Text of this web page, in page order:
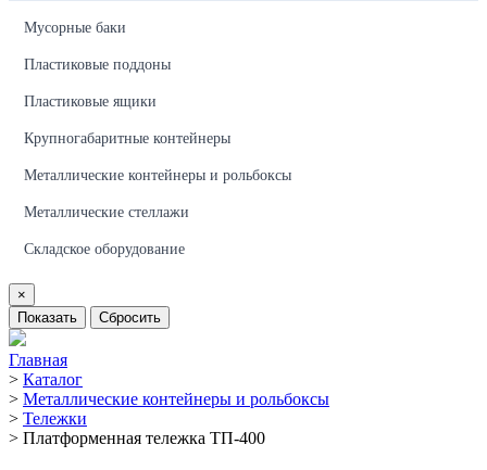
Мусорные баки
Пластиковые поддоны
Пластиковые ящики
Крупногабаритные контейнеры
Металлические контейнеры и рольбоксы
Металлические стеллажи
Складское оборудование
×
Показать
Сбросить
Главная
> Каталог
> Металлические контейнеры и рольбоксы
> Тележки
> Платформенная тележка ТП-400